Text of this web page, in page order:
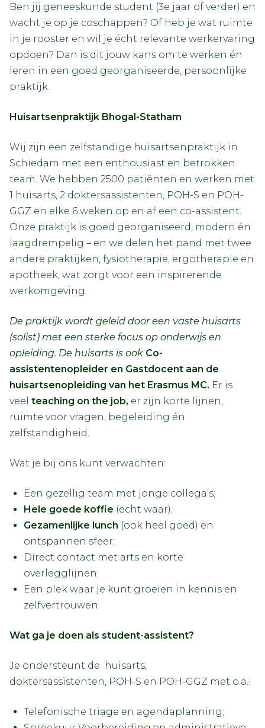
Ben jij geneeskunde student (3e jaar of verder) en
wacht je op je coschappen? Of heb je wat ruimte
in je rooster en wil je écht relevante werkervaring
opdoen? Dan is dit jouw kans om te werken én
leren in een goed georganiseerde, persoonlijke
praktijk.
Huisartsenpraktijk Bhogal-Statham
Wij zijn een zelfstandige huisartsenpraktijk in
Schiedam met een enthousiast en betrokken
team. We hebben 2500 patiënten en werken met
1 huisarts, 2 doktersassistenten, POH-S en POH-
GGZ en elke 6 weken op en af een co-assistent.
Onze praktijk is goed georganiseerd, modern én
laagdrempelig – en we delen het pand met twee
andere praktijken, fysiotherapie, ergotherapie en
apotheek, wat zorgt voor een inspirerende
werkomgeving.
De praktijk wordt geleid door een vaste huisarts
(solist) met een sterke focus op onderwijs en
opleiding. De huisarts is ook Co-
assistentenopleider en Gastdocent aan de
huisartsenopleiding van het Erasmus MC. Er is
veel teaching on the job, er zijn korte lijnen,
ruimte voor vragen, begeleiding én
zelfstandigheid.
Wat je bij ons kunt verwachten:
Een gezellig team met jonge collega’s;
Hele goede koffie (echt waar);
Gezamenlijke lunch (ook heel goed) en
ontspannen sfeer;
Direct contact met arts en korte
overlegglijnen;
Een plek waar je kunt groeien in kennis en
zelfvertrouwen.
Wat ga je doen als student-assistent?
Je ondersteunt de huisarts,
doktersassistenten, POH-S en POH-GGZ met o.a.:
Telefonische triage en agendaplanning;